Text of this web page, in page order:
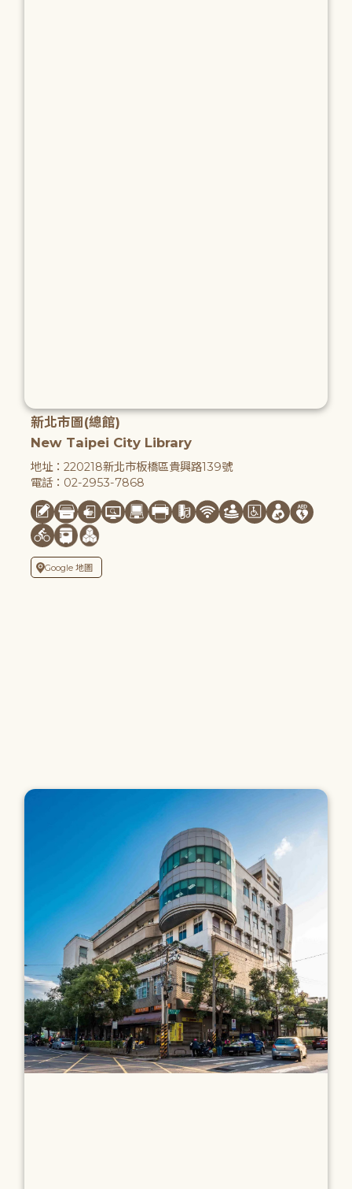
新北市圖(總館)
New Taipei City Library
地址：220218新北市板橋區貴興路139號
電話：02-2953-7868
Google 地圖